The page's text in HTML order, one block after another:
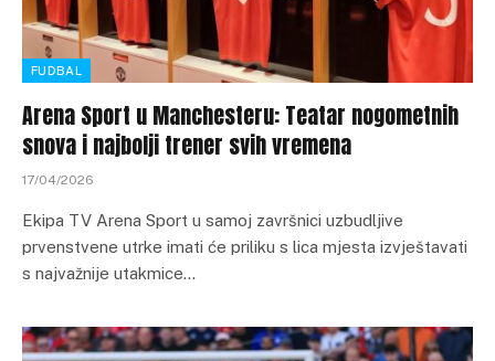
FUDBAL
Arena Sport u Manchesteru: Teatar nogometnih
snova i najbolji trener svih vremena
17/04/2026
Ekipa TV Arena Sport u samoj završnici uzbudljive
prvenstvene utrke imati će priliku s lica mjesta izvještavati
s najvažnije utakmice…